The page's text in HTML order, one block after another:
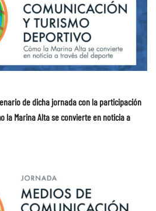
de dicha jornada con la participación
la Marina Alta se convierte en noticia a